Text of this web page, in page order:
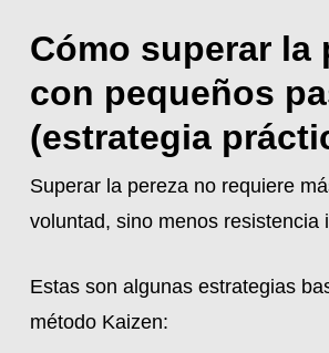
Cómo superar la
con pequeños
(estrategia
Superar la pereza no requiere
voluntad, sino menos resistencia
Estas son algunas estrategias
método Kaizen: